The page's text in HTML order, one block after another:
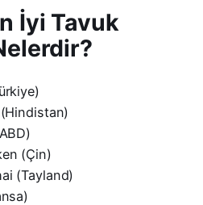
İyi Tavuk
(Çin)
(Tayland)